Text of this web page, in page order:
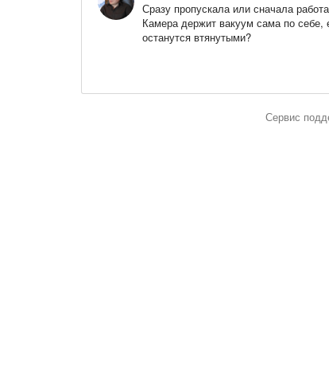
Сразу пропускала или сначала
Камера держит вакуум сама по себе,
останутся втянутыми?
Сервис